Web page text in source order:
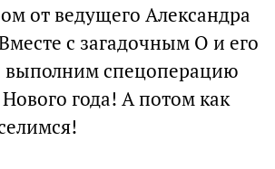
от ведущего Александра
с загадочным О и его
спецоперацию
года! А потом как